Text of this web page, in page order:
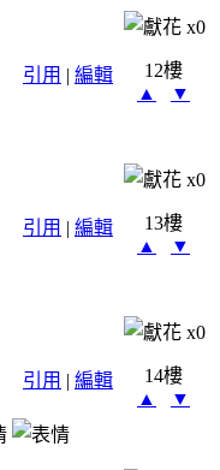
x0
引用 | 編輯
12樓
▲
▼
x0
引用 | 編輯
13樓
▲
▼
x0
引用 | 編輯
14樓
▲
▼